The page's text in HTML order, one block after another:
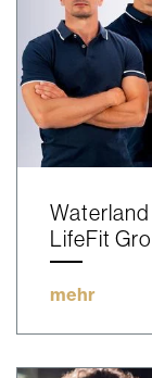
LifeFit
mehr